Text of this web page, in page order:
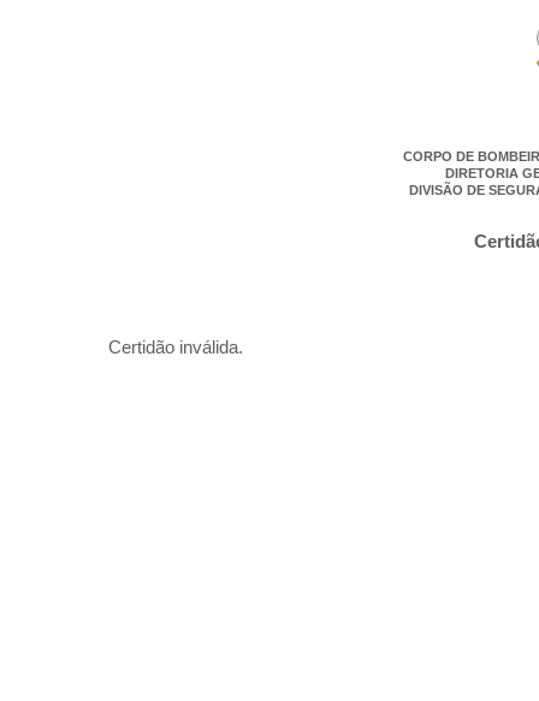
CORPO DE
DIRETORIA
DIVISÃO DE
Certidão inválida.